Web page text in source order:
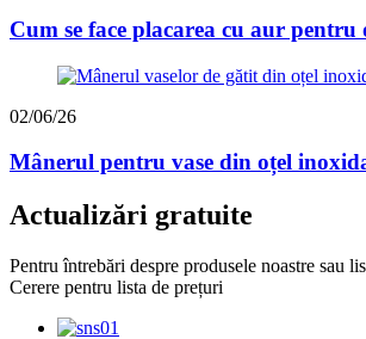
Cum se face placarea cu aur
02/06/26
Mânerul pentru vase din oțel
Actualizări gratuite
Pentru întrebări despre produsele noastre sau
Cerere pentru lista de prețuri